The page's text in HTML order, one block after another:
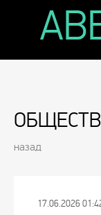
назад
17.06.2026